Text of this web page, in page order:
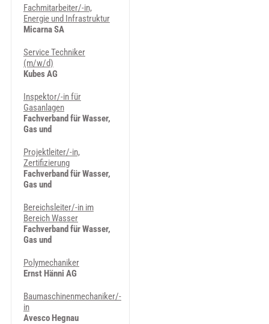
Fachmitarbeiter/-in,
Energie und Infrastruktur
Micarna SA
Service Techniker
(m/w/d)
Kubes AG
Inspektor/-in für
Gasanlagen
Fachverband für Wasser,
Gas und
Projektleiter/-in,
Zertifizierung
Fachverband für Wasser,
Gas und
Bereichsleiter/-in im
Bereich Wasser
Fachverband für Wasser,
Gas und
Polymechaniker
Ernst Hänni AG
Baumaschinenmechaniker/-
in
Avesco Hegnau